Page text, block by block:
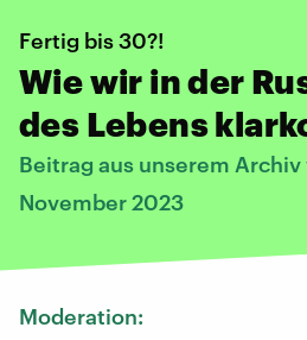
Fertig bis 30?!
Wie wir in der
des Lebens
Beitrag aus unserem Archiv
November 2023
Moderation: